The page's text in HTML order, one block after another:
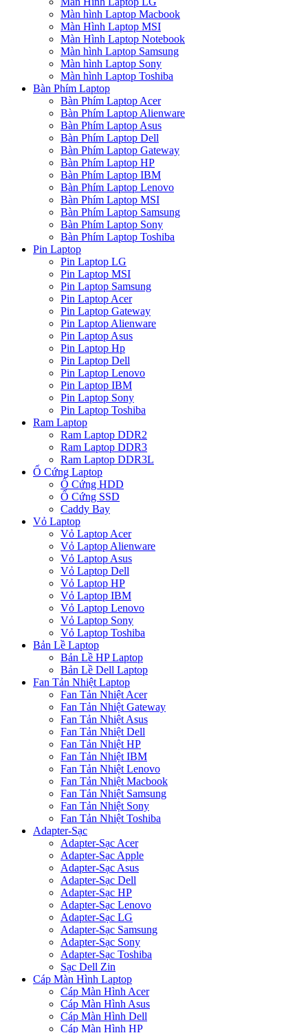
Màn hình Laptop Macbook
Màn Hình Laptop MSI
Màn Hình Laptop Notebook
Màn hình Laptop Samsung
Màn hình Laptop Sony
Màn hình Laptop Toshiba
Bàn Phím Laptop
Bàn Phím Laptop Acer
Bàn Phím Laptop Alienware
Bàn Phím Laptop Asus
Bàn Phím Laptop Dell
Bàn Phím Laptop Gateway
Bàn Phím Laptop HP
Bàn Phím Laptop IBM
Bàn Phím Laptop Lenovo
Bàn Phím Laptop MSI
Bàn Phím Laptop Samsung
Bàn Phím Laptop Sony
Bàn Phím Laptop Toshiba
Pin Laptop
Pin Laptop LG
Pin Laptop MSI
Pin Laptop Samsung
Pin Laptop Acer
Pin Laptop Gateway
Pin Laptop Alienware
Pin Laptop Asus
Pin Laptop Hp
Pin Laptop Dell
Pin Laptop Lenovo
Pin Laptop IBM
Pin Laptop Sony
Pin Laptop Toshiba
Ram Laptop
Ram Laptop DDR2
Ram Laptop DDR3
Ram Laptop DDR3L
Ổ Cứng Laptop
Ổ Cứng HDD
Ổ Cứng SSD
Caddy Bay
Vỏ Laptop
Vỏ Laptop Acer
Vỏ Laptop Alienware
Vỏ Laptop Asus
Vỏ Laptop Dell
Vỏ Laptop HP
Vỏ Laptop IBM
Vỏ Laptop Lenovo
Vỏ Laptop Sony
Vỏ Laptop Toshiba
Bản Lề Laptop
Bản Lề HP Laptop
Bản Lề Dell Laptop
Fan Tản Nhiệt Laptop
Fan Tản Nhiệt Acer
Fan Tản Nhiệt Gateway
Fan Tản Nhiệt Asus
Fan Tản Nhiệt Dell
Fan Tản Nhiệt HP
Fan Tản Nhiệt IBM
Fan Tản Nhiệt Lenovo
Fan Tản Nhiệt Macbook
Fan Tản Nhiệt Samsung
Fan Tản Nhiệt Sony
Fan Tản Nhiệt Toshiba
Adapter-Sạc
Adapter-Sạc Acer
Adapter-Sạc Apple
Adapter-Sạc Asus
Adapter-Sạc Dell
Adapter-Sạc HP
Adapter-Sạc Lenovo
Adapter-Sạc LG
Adapter-Sạc Samsung
Adapter-Sạc Sony
Adapter-Sạc Toshiba
Sạc Dell Zin
Cáp Màn Hình Laptop
Cáp Màn Hình Acer
Cáp Màn Hình Asus
Cáp Màn Hình Dell
Cáp Màn Hình HP